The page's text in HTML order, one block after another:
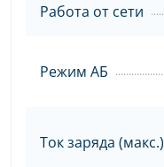
Работа от сети
Режим АБ
Ток заряда (макс.)